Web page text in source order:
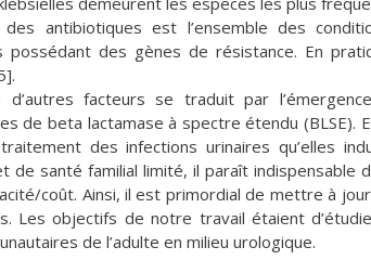
antibiotiques est l’ensemble des
possédant des gènes de résistance. En
d’autres facteurs se traduit par
de beta lactamase à spectre étendu (BLSE).
des infections urinaires qu’elles
de santé familial limité, il paraît
coût. Ainsi, il est primordial de mettre à
Les objectifs de notre travail étaient
de l’adulte en milieu urologique.